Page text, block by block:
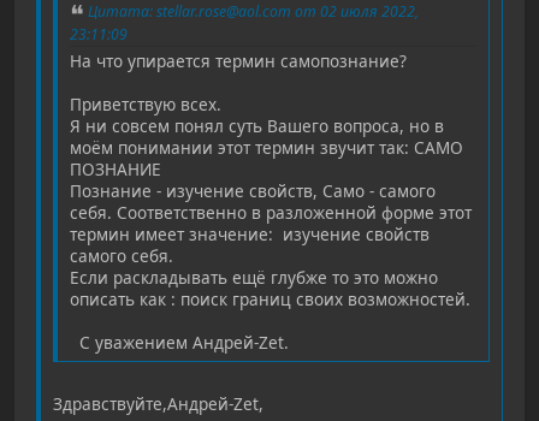
Цитата: stellar.rose@aol.com от 02 июля 2022,
23:11:09
Нa что упирается термин самопознание?
Приветствую всех.
Я ни совсем понял суть Вашего вопроса, но в
моём понимании этот термин звучит так: САМО
ПОЗНАНИЕ
Познание - изучение свойств, Само - самого
себя. Соответственно в разложенной форме этот
термин имеет значение: изучение свойств
самого себя.
Если раскладывать ещё глубже то это можно
описать как : поиск границ своих возможностей.
С уважением Андрей-Zet.
Здравствуйте,Андрей-Zet,